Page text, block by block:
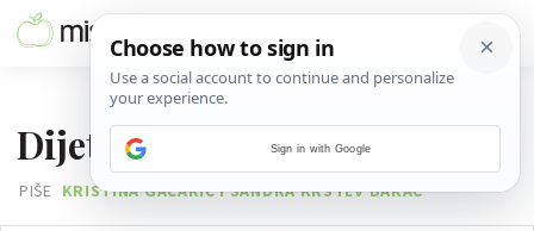
Dijeta "Četverosatno tijelo"
PIŠE KRISTINA GAĆARIĆ I SANDRA KRSTEV BARAĆ
Sign in with Google